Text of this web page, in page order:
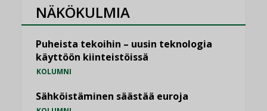
NÄKÖKULMIA
Puheista tekoihin – uusin teknologia
käyttöön kiinteistöissä
KOLUMNI
Sähköistäminen säästää euroja